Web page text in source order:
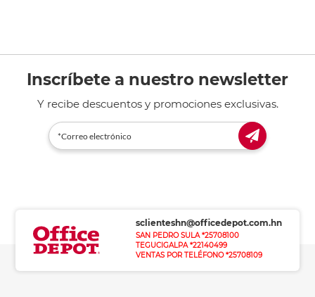
Inscríbete a nuestro newsletter
Y recibe descuentos y promociones exclusivas.
sclienteshn@officedepot.com.hn
SAN PEDRO SULA *25708100
TEGUCIGALPA *22140499
VENTAS POR TELÉFONO *25708109